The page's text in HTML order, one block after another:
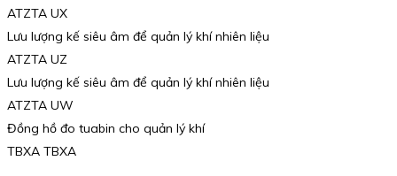
ATZTA UX
Lưu lượng kế siêu âm để quản lý khí nhiên liệu
ATZTA UZ
Lưu lượng kế siêu âm để quản lý khí nhiên liệu
ATZTA UW
Đồng hồ đo tuabin cho quản lý khí
TBXA TBXA